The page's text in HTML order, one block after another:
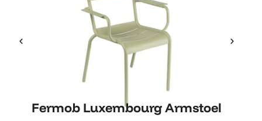
Fermob Luxembourg Armstoel
Fermob Luxembourg Armstoel